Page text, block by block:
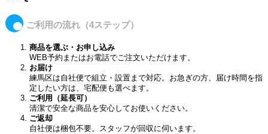
ご利用の流れ（4ステップ）
商品を選ぶ・お申し込み
WEB予約またはお電話でご注文いただけます。
お届け
練馬区は自社便で組立・設置まで対応。お急ぎの方、届け時間を指
定したい方は、宅配便も選べます。
ご利用（延長可）
清潔で安全な商品を安心してお使いください。
ご返却
自社便は梱包不要。スタッフが回収に伺います。